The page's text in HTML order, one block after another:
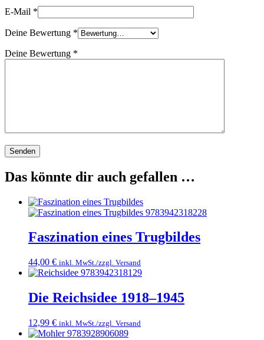
E-Mail *
Deine Bewertung *
Deine Bewertung *
Das könnte dir auch gefallen …
Faszination eines Trugbildes
44,00 € inkl. MwSt./zzgl. Versand
Die Reichsidee 1918–1945
12,99 € inkl. MwSt./zzgl. Versand